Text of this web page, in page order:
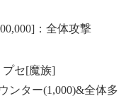
：全体攻撃
プセ[魔族]
ンター(1,000)&全体多